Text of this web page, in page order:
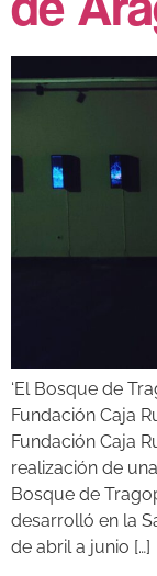
‘El Bosque de
Fundación Caja
Fundación Caja
realización de
Bosque de
desarrolló en la
de abril a junio […]